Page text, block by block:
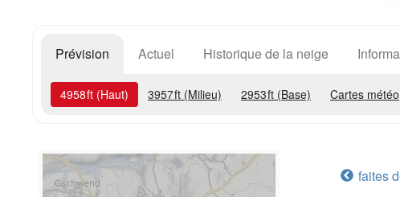
Prévision Actuel Historique de la neige
4958ft (Haut) 3957ft (Milieu) 2953ft (Base) Cartes météo
faites